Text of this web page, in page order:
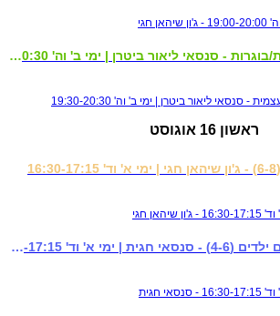
2026 קרב מגע נערות/בוגרות - סנסאי ליאור ביטרן | ימי ב' וה' 19:30-20:30
ראשון 16 אוגוסט
2026 קראטה מתקדם ילדים (4-6) - סנסאי חגית | ימי א' וד' 16:30-17:15